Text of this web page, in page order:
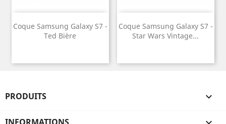
Coque Samsung Galaxy S7 -
Ted Bière
Coque Samsung Galaxy S7 -
Star Wars Vintage...
PRODUITS 